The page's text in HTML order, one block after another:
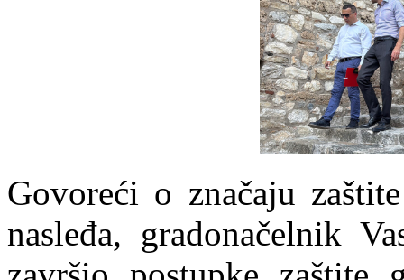
Govoreći o značaju
nasleđa, gradonačelnik